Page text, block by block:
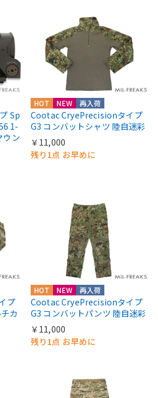
Sp
1-
ウン
HOT NEW 再入荷
Cootac CryePrecisionタイプ
G3 コンバットシャツ 陸自迷彩
￥11,000
残り1点 お早めに
プ
カ
HOT NEW 再入荷
Cootac CryePrecisionタイプ
G3 コンバットパンツ 陸自迷彩
￥11,000
残り1点 お早めに